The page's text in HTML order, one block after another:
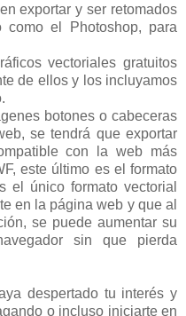
exportar y ser retomados
como el Photoshop, para
vectoriales gratuitos
de ellos y los incluyamos
botones o cabeceras
se tendrá que exportar
con la web más
este último es el formato
el único formato vectorial
en la página web y que al
se puede aumentar su
sin que pierda
despertado tu interés y
o incluso iniciarte en